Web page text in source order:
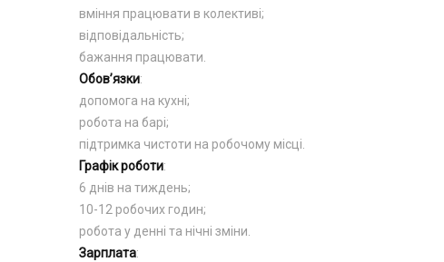
вміння працювати в колективі;
відповідальність;
бажання працювати.
Обов’язки:
допомога на кухні;
робота на барі;
підтримка чистоти на робочому місці.
Графік роботи:
6 днів на тиждень;
10-12 робочих годин;
робота у денні та нічні зміни.
Зарплата: